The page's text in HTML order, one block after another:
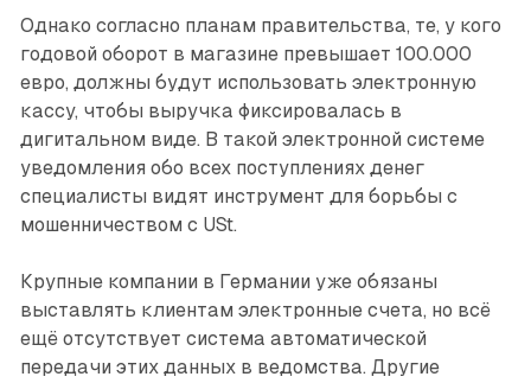
Однако согласно планам правительства, те, у кого
годовой оборот в магазине превышает 100.000
евро, должны будут использовать электронную
кассу, чтобы выручка фиксировалась в
дигитальном виде. В такой электронной системе
уведомления обо всех поступлениях денег
специалисты видят инструмент для борьбы с
мошенничеством с USt.
Крупные компании в Германии уже обязаны
выставлять клиентам электронные счета, но всё
ещё отсутствует система автоматической
передачи этих данных в ведомства. Другие